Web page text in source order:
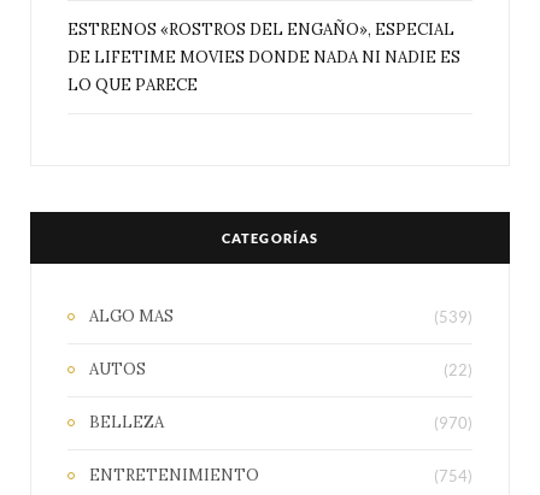
ESTRENOS «ROSTROS DEL ENGAÑO», ESPECIAL
DE LIFETIME MOVIES DONDE NADA NI NADIE ES
LO QUE PARECE
CATEGORÍAS
ALGO MAS (539)
AUTOS (22)
BELLEZA (970)
ENTRETENIMIENTO (754)